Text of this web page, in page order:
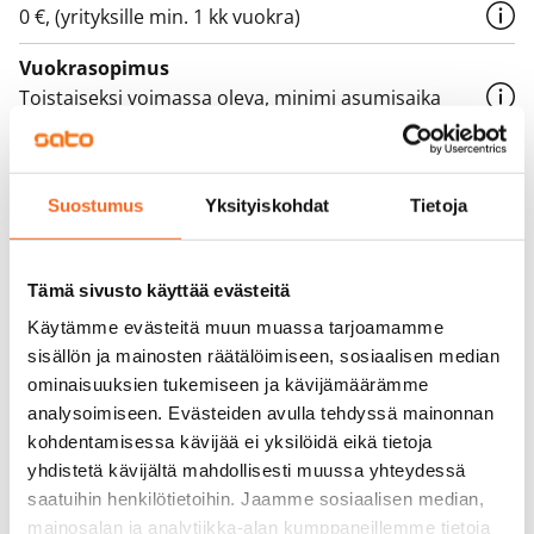
Suostumus Yksityiskohdat Tietoja
Tämä sivusto käyttää evästeitä
Käytämme evästeitä muun muassa tarjoamamme
sisällön ja mainosten räätälöimiseen, sosiaalisen median
ominaisuuksien tukemiseen ja kävijämäärämme
analysoimiseen. Evästeiden avulla tehdyssä mainonnan
kohdentamisessa kävijää ei yksilöidä eikä tietoja
yhdistetä kävijältä mahdollisesti muussa yhteydessä
saatuihin henkilötietoihin. Jaamme sosiaalisen median,
mainosalan ja analytiikka-alan kumppaneillemme tietoja
0 €, (yrityksille min. 1 kk vuokra)
Vuokrasopimus
Toistaiseksi voimassa oleva, minimi asumisaika
12 kk
Irtisanomis­mahdollisuus
12 kk vuokrasopimuksesta tai sopimussakolla
aiemmin
Kotivakuutus
Pakollinen, ei sisälly vuokraan
Vesimaksu
27 €/hlö/kk
Sähkömaksu
Vuokralainen solmii itse sähkösopimuksen.